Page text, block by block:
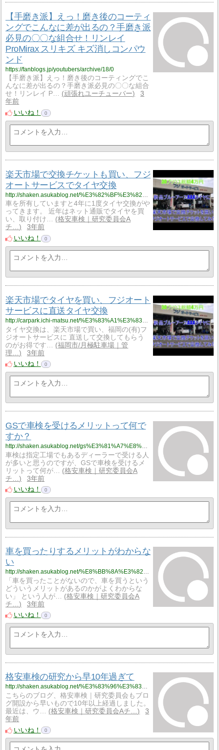
【手磨き派】えっ！磨き後のコーティ
ングでこんなに差が出るの？手磨き派
必見の〇〇な組合せ！リンレイ
ProMirax スリキズ キズ消しコンパウ
ンド
https://fanblogs.jp/youtubers/archive/18/0
【手磨き派】えっ！磨き後のコーティングでこ
んなに差が出るの？手磨き派必見の〇〇な組合
せ！リンレイ P…
頑張れユーチューバー
3
年前
いいね！
0
楽天市場で交換チケットも買い、フジ
オートサービスでタイヤ交換
http://shaken.asukablog.net/%E3%82%BF%E3%82%A4%E3%83%A4%E4%BA%A4%E6%8F%9B_47/%E6%A5%BD%E5%A4%A9%E5%B8%82%E5%A0%B4%E3%81%A7%E4%BA%A4%E6%8F%9B%E3%83%81%E3%82%B1%E3%83%83%E3%83%88%E3%82%82%E8%B2%B7%E3%81%84%E3%80%81%E3%83%95%E3%82%B8%E3%82%AA%E3%83%BC%E3%83%88%E3%82%B5%E3%83%BC%E3%83%93%E3%82%B9%E3%81%A7%E3%82%BF%E3%82%A4%E3%83%A4%E4%BA%A4%E6%8F%9B
車を所有していますと4年に1度タイヤ交換がや
ってきます。 近年はネット通販でタイヤを買
い、取り付け…
格安車検｜研究委員会A
チ…
3年前
いいね！
0
楽天市場でタイヤを買い、フジオート
サービスに直送タイヤ交換
http://carpark.ichi-matsu.net/%E3%83%A1%E3%83%B3%E3%83%86%E3%83%8A%E3%83%B3%E3%82%B9/%E6%A5%BD%E5%A4%A9%E5%B8%82%E5%A0%B4%E3%81%A7%E3%82%BF%E3%82%A4%E3%83%A4%E3%82%92%E8%B2%B7%E3%81%84%E3%80%81%E3%83%95%E3%82%B8%E3%82%AA%E3%83%BC%E3%83%88%E3%82%B5%E3%83%BC%E3%83%93%E3%82%B9%E3%81%AB%E7%9B%B4%E9%80%81%E3%82%BF%E3%82%A4%E3%83%A4%E4%BA%A4%E6%8F%9B
タイヤ交換は、楽天市場で買い、福岡の(有)フ
ジオートサービスに 直送して交換してもらう
のがお得です…
福岡市/月極駐車場｜管
理…
3年前
いいね！
0
GSで車検を受けるメリットって何で
すか？
http://shaken.asukablog.net/gs%E3%81%A7%E8%BB%8A%E6%A4%9C/gs%E3%81%A7%E8%BB%8A%E6%A4%9C%E3%82%92%E5%8F%97%E3%81%91%E3%82%8B%E3%83%A1%E3%83%AA%E3%83%83%E3%83%88%E3%81%A3%E3%81%A6%E4%BD%95%E3%81%A7%E3%81%99%E3%81%8B%EF%BC%9F
車検は指定工場でもあるディーラーで受ける人
が多いと思うのですが、GSで車検を受けるメ
リットって何が…
格安車検｜研究委員会A
チ…
3年前
いいね！
0
車を買ったりするメリットがわからな
い
http://shaken.asukablog.net/%E8%BB%8A%E3%82%92%E6%89%80%E6%9C%89%E3%81%99%E3%82%8C%E3%81%B0%E3%82%8F%E3%81%8B%E3%82%8B%E3%82%82%E3%81%AE/%E8%BB%8A%E3%82%92%E8%B2%B7%E3%81%A3%E3%81%9F%E3%82%8A%E3%81%99%E3%82%8B%E3%83%A1%E3%83%AA%E3%83%83%E3%83%88%E3%81%8C%E3%82%8F%E3%81%8B%E3%82%89%E3%81%AA%E3%81%84
「車を買ったことがないので、車を買うという
どういうメリットがあるのかがよくわからな
い」 という人が…
格安車検｜研究委員会A
チ…
3年前
いいね！
0
格安車検の研究から早10年過ぎて
http://shaken.asukablog.net/%E3%83%96%E3%83%AD%E3%82%B0%E9%96%8B%E8%A8%AD%E3%81%8B%E3%82%8910%E5%B9%B4%E9%81%8E%E3%81%8E/%E6%A0%BC%E5%AE%89%E8%BB%8A%E6%A4%9C%E3%81%AE%E7%A0%94%E7%A9%B6%E3%81%8B%E3%82%89%E6%97%A910%E5%B9%B4%E9%81%8E%E3%81%8E%E3%81%A6
こちらのブログ、格安車検｜研究委員会もブロ
グ開設から早いもので10年以上経過しました。
最近は、ウ…
格安車検｜研究委員会Aチ…
3
年前
いいね！
0